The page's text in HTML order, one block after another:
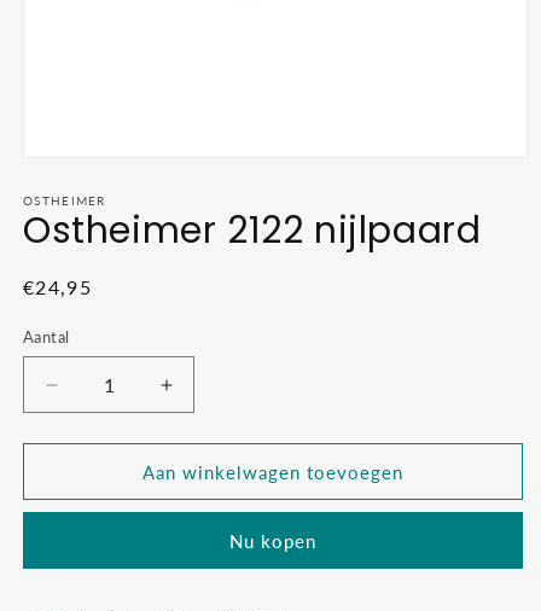
openen
in
modaal
OSTHEIMER
Ostheimer 2122 nijlpaard
Normale
€24,95
Aantal
Aantal
verlagen
voor
Ostheimer
2122
Aantal
verhogen
voor
Ostheimer
2122
Aan winkelwagen toevoegen
Nu kopen